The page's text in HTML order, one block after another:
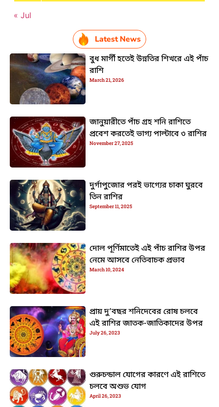
« Jul
Latest News
বুধ মার্গী হতেই উন্নতির শিখরে এই পাঁচ
রাশি
March 21, 2026
জানুয়ারীতে পাঁচ গ্রহ শনি রাশিতে
প্রবেশ করতেই ভাগ্য পাল্টাবে ৩ রাশির
November 27, 2025
দুর্গাপুজোর পরই ভাগ্যের চাকা ঘুরবে
তিন রাশির
September 11, 2025
দোল পূর্ণিমাতেই এই পাঁচ রাশির উপর
নেমে আসবে নেতিবাচক প্রভাব
March 10, 2024
প্রায় দু’বছর শনিদেবের রোষ চলবে
এই রাশির জাতক-জাতিকাদের উপর
July 26, 2023
গুরুচন্ডাল যোগের কারণে এই রাশিতে
চলবে অশুভ যোগ
April 26, 2023